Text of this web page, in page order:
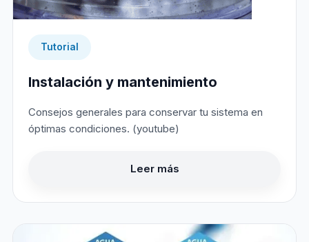
Tutorial
Instalación y mantenimiento
Consejos generales para conservar tu sistema en
óptimas condiciones. (youtube)
Leer más